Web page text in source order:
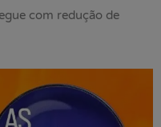
com redução de